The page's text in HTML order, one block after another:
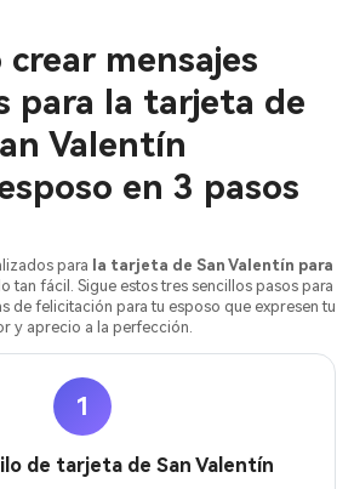
crear mensajes
para la tarjeta de
Valentín
en 3 pasos
para la tarjeta de San Valentín para
tan fácil. Sigue estos tres sencillos pasos para
de felicitación para tu esposo que expresen tu
y aprecio a la perfección.
1
de tarjeta de San Valentín